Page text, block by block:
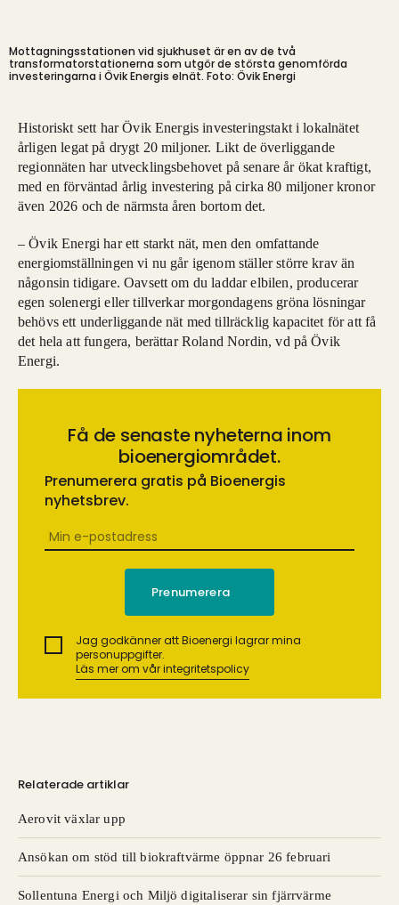
Mottagningsstationen vid sjukhuset är en av de två
transformatorstationerna som utgör de största genomförda
investeringarna i Övik Energis elnät. Foto: Övik Energi
Historiskt sett har Övik Energis investeringstakt i lokalnätet
årligen legat på drygt 20 miljoner. Likt de överliggande
regionnäten har utvecklingsbehovet på senare år ökat kraftigt,
med en förväntad årlig investering på cirka 80 miljoner kronor
även 2026 och de närmsta åren bortom det.
– Övik Energi har ett starkt nät, men den omfattande
energiomställningen vi nu går igenom ställer större krav än
någonsin tidigare. Oavsett om du laddar elbilen, producerar
egen solenergi eller tillverkar morgondagens gröna lösningar
behövs ett underliggande nät med tillräcklig kapacitet för att få
det hela att fungera, berättar Roland Nordin, vd på Övik
Energi.
Få de senaste nyheterna inom
bioenergiområdet.
Prenumerera gratis på Bioenergis
nyhetsbrev.
Jag godkänner att Bioenergi lagrar mina
personuppgifter.
Läs mer om vår integritetspolicy
Relaterade artiklar
Aerovit växlar upp
Ansökan om stöd till biokraftvärme öppnar 26 februari
Sollentuna Energi och Miljö digitaliserar sin fjärrvärme